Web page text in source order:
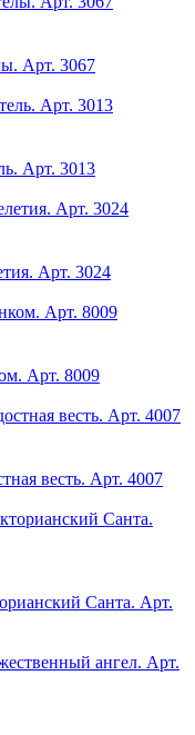
Арт. 3067
Арт. 3013
Арт. 3024
Арт. 8009
весть. Арт. 4007
Санта. Арт.